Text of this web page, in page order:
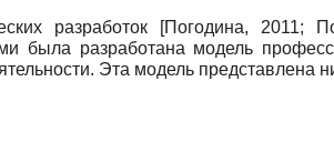
разработок [Погодина, 2011;
была разработана модель
Эта модель представлена